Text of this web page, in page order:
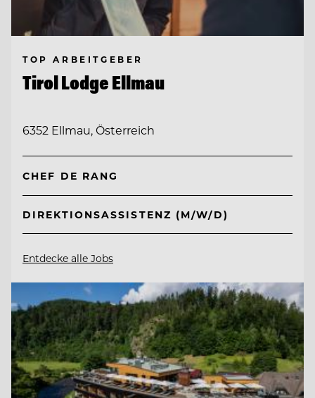
TOP ARBEITGEBER
Tirol Lodge Ellmau
6352 Ellmau, Österreich
CHEF DE RANG
DIREKTIONSASSISTENZ (M/W/D)
Entdecke alle Jobs